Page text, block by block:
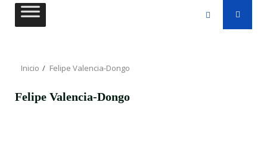
Saltar
Inicio Felipe Valencia-Dongo
Felipe Valencia-Dongo